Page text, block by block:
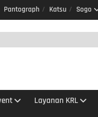
Pantograph Katsu Sogo
Layanan KRL